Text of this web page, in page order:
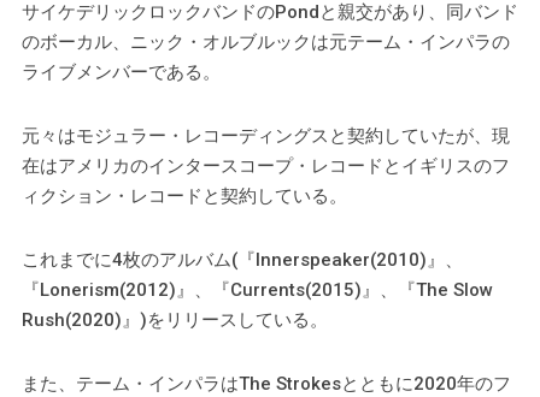
サイケデリックロックバンドのPondと親交があり、同バンド
のボーカル、ニック・オルブルックは元テーム・インパラの
ライブメンバーである。
元々はモジュラー・レコーディングスと契約していたが、現
在はアメリカのインタースコープ・レコードとイギリスのフ
ィクション・レコードと契約している。
これまでに4枚のアルバム(『Innerspeaker(2010)』、
『Lonerism(2012)』、『Currents(2015)』、『The Slow
Rush(2020)』)をリリースしている。
また、テーム・インパラはThe Strokesとともに2020年のフ